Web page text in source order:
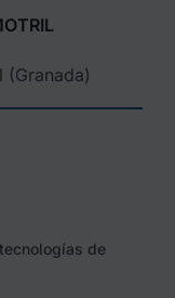
(Granada)​
de